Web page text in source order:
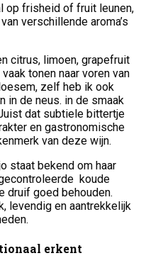
op frisheid of fruit leunen,
verschillende aroma’s
citrus, limoen, grapefruit
tonen naar voren van
zelf heb ik ook
in de neus. in de smaak
dat subtiele bittertje
en gastronomische
van deze wijn.
staat bekend om haar
koude
druif goed behouden.
levendig en aantrekkelijk
erkent